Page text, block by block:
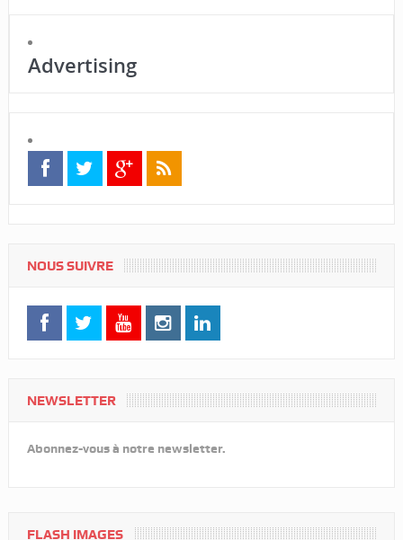
Advertising
NOUS SUIVRE
NEWSLETTER
Abonnez-vous à notre newsletter.
FLASH IMAGES